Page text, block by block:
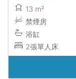
13 m²
禁煙房
浴缸
2張單人床